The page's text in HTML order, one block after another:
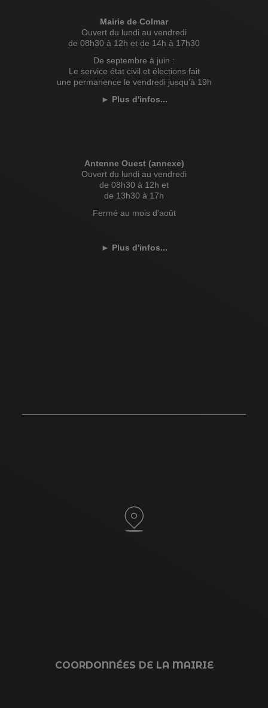
Mairie de Colmar
Ouvert du lundi au vendredi
de 08h30 à 12h et de 14h à 17h30
De septembre à juin :
Le service état civil et élections fait
une permanence le vendredi jusqu’à 19h
► Plus d'infos...
Antenne Ouest (annexe)
Ouvert du lundi au vendredi
de 08h30 à 12h et
de 13h30 à 17h
Fermé au mois d'août
► Plus d'infos...
COORDONNÉES DE LA MAIRIE